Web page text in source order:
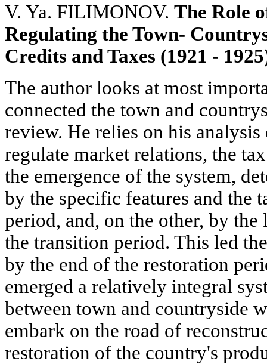
V. Ya. FILIMONOV. The Role
Regulating the Town-
Credits and Taxes (1921 -
The author looks at most
connected the town and
review. He relies on his
regulate market relations, the
the emergence of the system,
by the specific features and the
period, and, on the other, by
the transition period. This led
by the end of the restoration
emerged a relatively integral
between town and countryside
embark on the road of
restoration of the country's